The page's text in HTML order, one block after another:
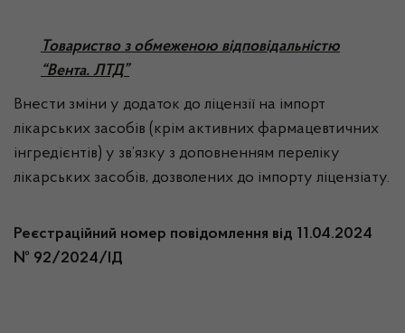
Товариство з обмеженою відповідальністю
“Вента. ЛТД”
Внести зміни у додаток до ліцензії на імпорт
лікарських засобів (крім активних фармацевтичних
інгредієнтів) у зв’язку з доповненням переліку
лікарських засобів, дозволених до імпорту ліцензіату.
Реєстраційний номер повідомлення від 11.04.2024
№ 92/2024/ІД